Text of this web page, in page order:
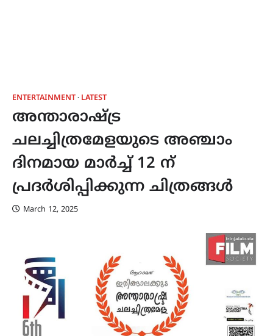
ENTERTAINMENT LATEST
അന്താരാഷ്ട്ര
ചലച്ചിത്രമേളയുടെ അഞ്ചാം
ദിനമായ മാർച്ച് 12 ന്
പ്രദർശിപ്പിക്കുന്ന ചിത്രങ്ങൾ
March 12, 2025